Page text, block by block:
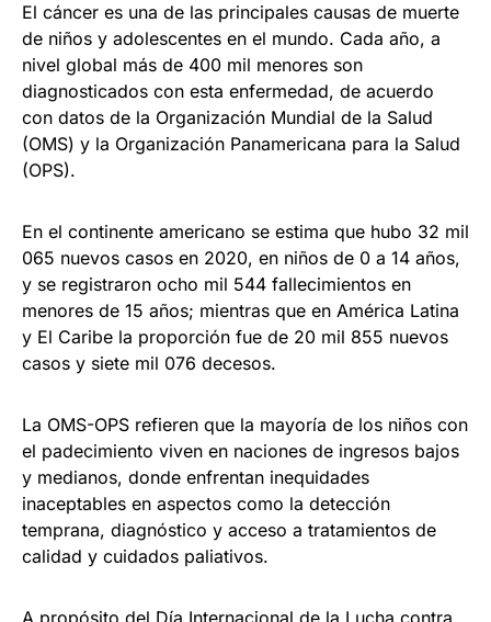
El cáncer es una de las principales causas de muerte
de niños y adolescentes en el mundo. Cada año, a
nivel global más de 400 mil menores son
diagnosticados con esta enfermedad, de acuerdo
con datos de la Organización Mundial de la Salud
(OMS) y la Organización Panamericana para la Salud
(OPS).
En el continente americano se estima que hubo 32 mil
065 nuevos casos en 2020, en niños de 0 a 14 años,
y se registraron ocho mil 544 fallecimientos en
menores de 15 años; mientras que en América Latina
y El Caribe la proporción fue de 20 mil 855 nuevos
casos y siete mil 076 decesos.
La OMS-OPS refieren que la mayoría de los niños con
el padecimiento viven en naciones de ingresos bajos
y medianos, donde enfrentan inequidades
inaceptables en aspectos como la detección
temprana, diagnóstico y acceso a tratamientos de
calidad y cuidados paliativos.